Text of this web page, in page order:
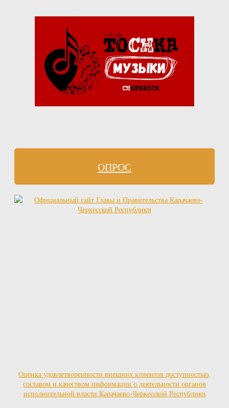
ОПРОС
Оценка удовлетворенности внешних клиентов доступностью,
составом и качеством информации о деятельности органов
исполнительной власти Карачаево-Черкесской Республики